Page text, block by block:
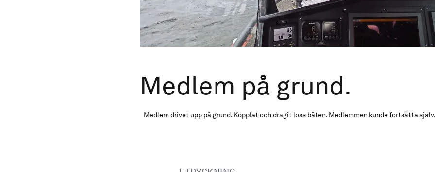
Medlem på grund.
Medlem drivet upp på grund. Kopplat och dragit loss båten. Medlemmen kunde fortsätta själv.